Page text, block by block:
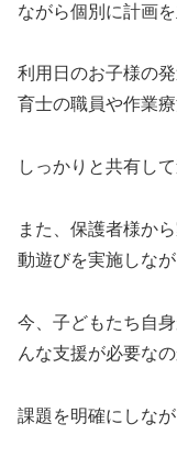
ながら個別に計画
利用日のお子様の
育士の職員や作業
しっかりと共有し
また、保護者様か
動遊びを実施しなが
今、子どもたち自
んな支援が必要な
課題を明確にしな